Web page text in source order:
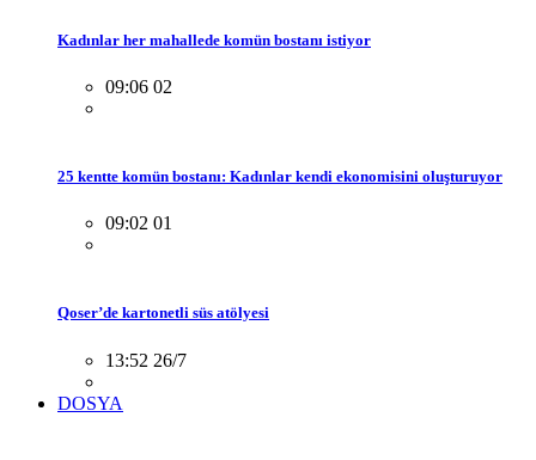
Kadınlar her mahallede komün bostanı istiyor
09:06 02
25 kentte komün bostanı: Kadınlar kendi ekonomisini oluşturuyor
09:02 01
Qoser’de kartonetli süs atölyesi
13:52 26/7
DOSYA